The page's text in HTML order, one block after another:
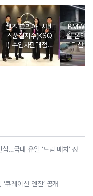
벤츠 코리아, 서비
스품질지수(KSQ
I) 수입차판매점 1
2년·수입인증중고
차 6년 연속 1위
BMW
월 온라
디션 3
…국내 유일 ‘드림 매치’ 성
큐레이션 엔진’ 공개